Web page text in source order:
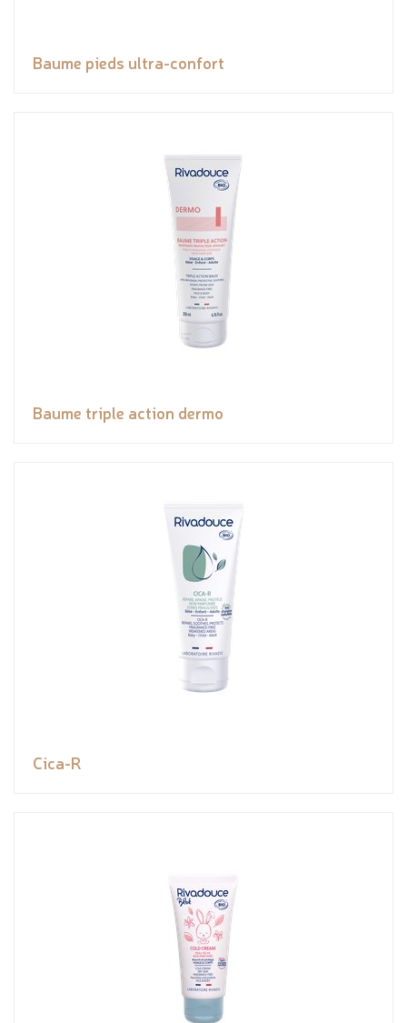
Baume pieds ultra-confort
Baume triple action dermo
Cica-R